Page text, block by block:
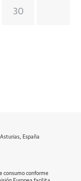
30
España
consumo conforme